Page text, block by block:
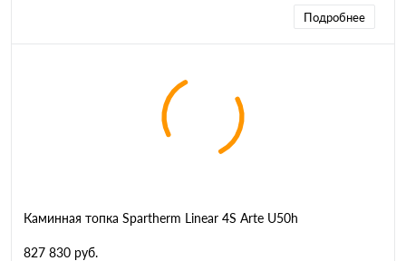
Подробнее
Каминная топка Spartherm Linear 4S Arte U50h
827 830 руб.